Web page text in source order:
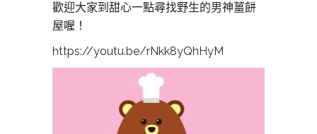
歡迎大家到甜心一點尋找野生的男神薑餅
屋喔！
https://youtu.be/rNkk8yQhHyM